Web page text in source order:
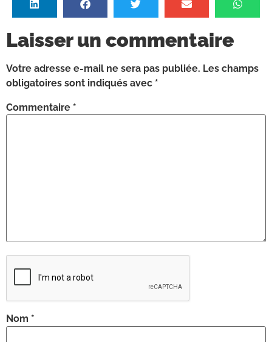
Laisser un commentaire
Votre adresse e-mail ne sera pas publiée. Les champs
obligatoires sont indiqués avec *
Commentaire *
Nom *